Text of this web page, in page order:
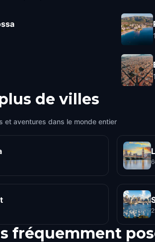
1
de villes
et aventures dans le monde entier
fréquemment